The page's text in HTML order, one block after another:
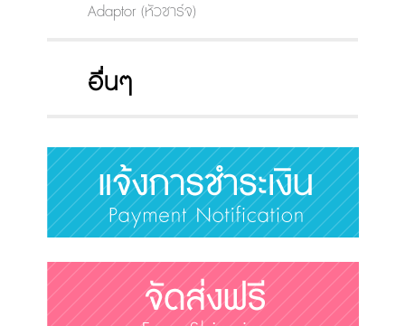
Adaptor (หัวชาร์จ)
อื่นๆ